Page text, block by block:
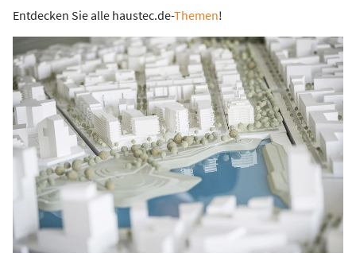
Entdecken Sie alle haustec.de-Themen!